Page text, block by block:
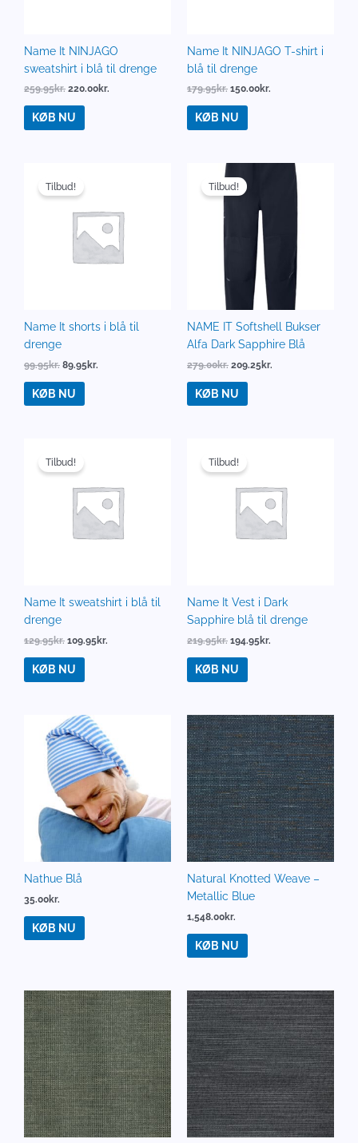
Name It NINJAGO
sweatshirt i blå til drenge
259.95kr. 220.00kr.
KØB NU
Name It NINJAGO T-shirt i
blå til drenge
179.95kr. 150.00kr.
KØB NU
Tilbud!
Name It shorts i blå til
drenge
99.95kr.
oprindelige
pris
99.95kr..
89.95kr.
89.95kr..
KØB NU
Tilbud!
NAME IT Softshell Bukser
Alfa Dark Sapphire Blå
279.00kr.
oprindelige
pris
279.00kr..
209.25kr.
aktuelle
KØB NU
Tilbud!
Name It sweatshirt i blå til
drenge
129.95kr.
oprindelige
pris
129.95kr..
109.95kr.
109.95kr..
KØB NU
Tilbud!
Name It Vest i Dark
Sapphire blå til drenge
219.95kr.
oprindelige
pris
219.95kr..
194.95kr.
194.95kr..
KØB NU
Nathue Blå
35.00kr.
KØB NU
Natural Knotted Weave –
Metallic Blue
1,548.00kr.
KØB NU